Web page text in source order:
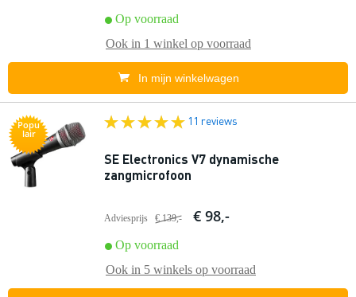
Op voorraad
Ook in 1 winkel op voorraad
In mijn winkelwagen
Popu
lair
11 reviews
SE Electronics V7 dynamische
zangmicrofoon
Adviesprijs € 139,- € 98,-
Op voorraad
Ook in 5 winkels op voorraad